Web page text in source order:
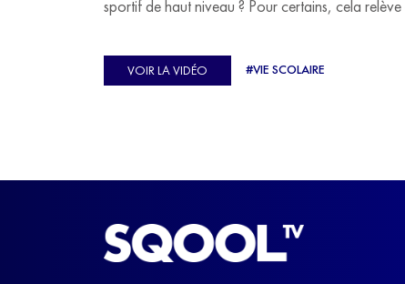
sportif de haut niveau ? Pour certains, cela
Ulysse Soriano, vice-champion d'Europe de
ball, qui a failli abandonner ses études avant de
VOIR LA VIDÉO #VIE SCOLAIRE